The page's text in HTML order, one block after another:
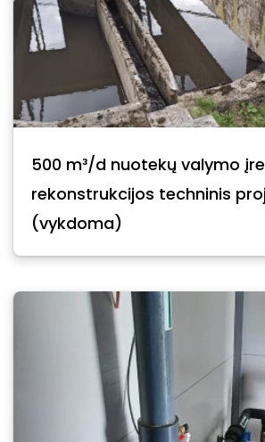
500 m³/d nuotekų valymo
rekonstrukcijos techninis
(vykdoma)